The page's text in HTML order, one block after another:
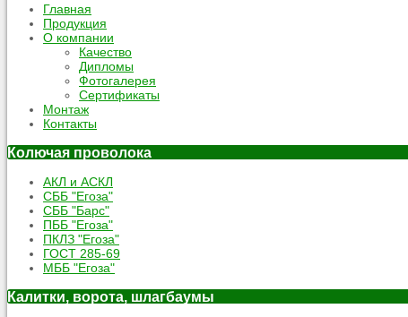
Главная
Продукция
О компании
Качество
Дипломы
Фотогалерея
Сертификаты
Монтаж
Контакты
Колючая проволока
АКЛ и АСКЛ
СББ "Егоза"
СББ "Барс"
ПББ "Егоза"
ПКЛЗ "Егоза"
ГОСТ 285-69
МББ "Егоза"
Калитки, ворота, шлагбаумы